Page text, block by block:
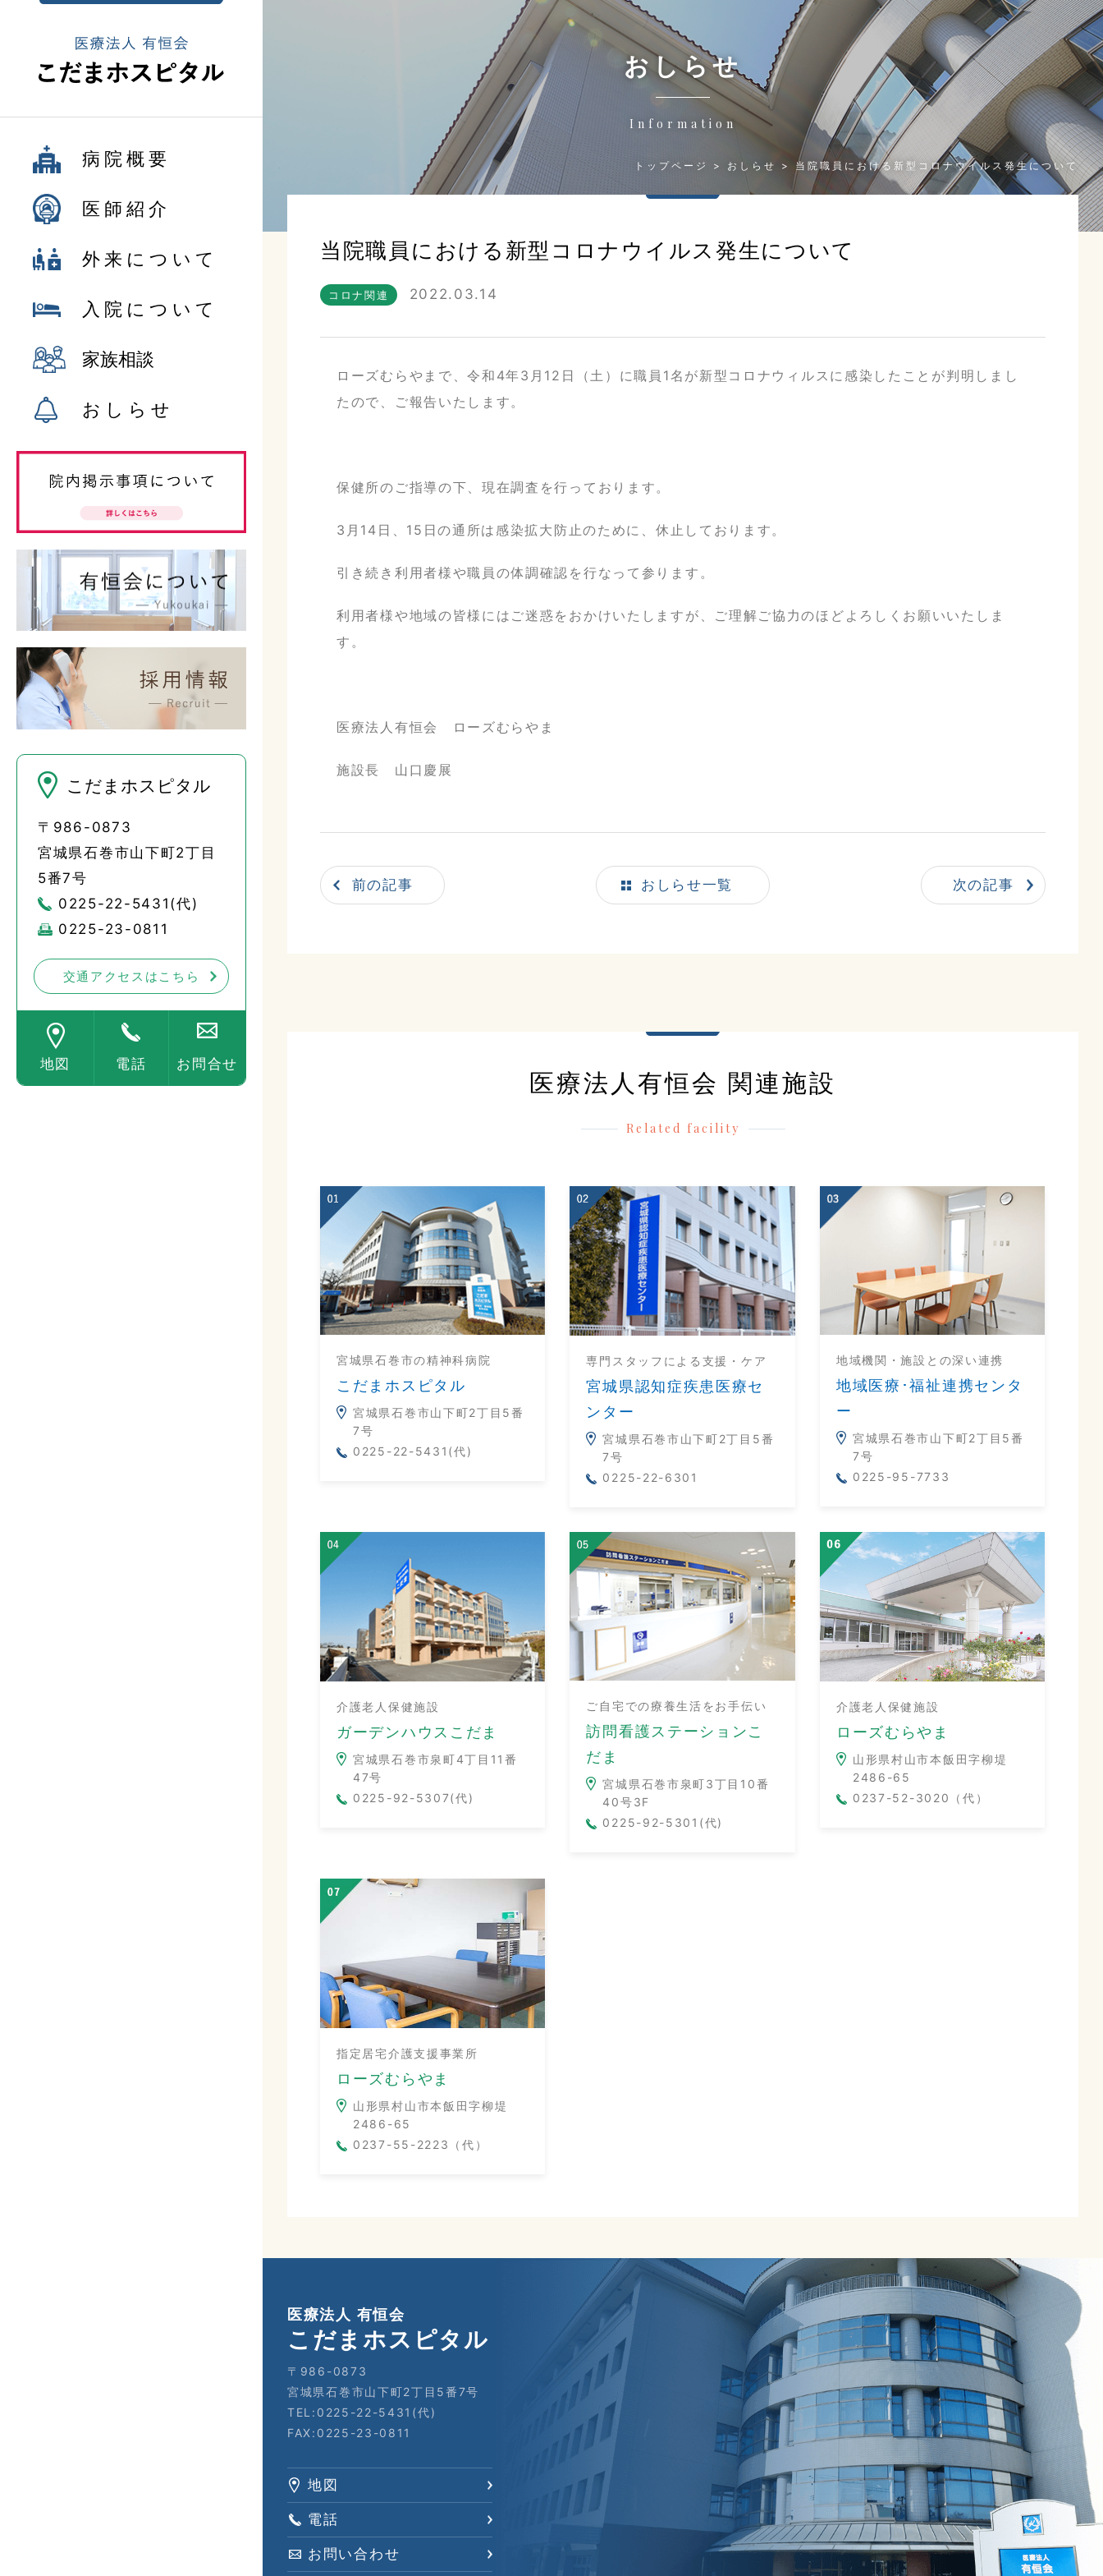
病院概要
医師紹介
外来について
入院について
家族相談
おしらせ
こだまホスピタル
〒986-0873
宮城県石巻市山下町2丁目
5番7号
0225-22-5431(代)
0225-23-0811
交通アクセスはこちら
地図 電話 お問合せ
おしらせ
Information
トップページ おしらせ 当院職員における新型コロナウイルス発生について
当院職員における新型コロナウイルス発生について
コロナ関連 2022.03.14
ローズむらやまで、令和4年3月12日（土）に職員1名が新型コロナウィルスに感染したことが判明しまし
たので、ご報告いたします。
保健所のご指導の下、現在調査を行っております。
3月14日、15日の通所は感染拡大防止のために、休止しております。
引き続き利用者様や職員の体調確認を行なって参ります。
利用者様や地域の皆様にはご迷惑をおかけいたしますが、ご理解ご協力のほどよろしくお願いいたしま
す。
医療法人有恒会 ローズむらやま
施設長 山口慶展
前の記事 おしらせ一覧 次の記事
医療法人有恒会 関連施設
Related facility
宮城県石巻市の精神科病院
こだまホスピタル
宮城県石巻市山下町2丁目5番
7号
0225-22-5431(代)
専門スタッフによる支援・ケア
宮城県認知症疾患医療セ
ンター
宮城県石巻市山下町2丁目5番
7号
0225-22-6301
地域機関・施設との深い連携
地域医療･福祉連携センタ
ー
宮城県石巻市山下町2丁目5番
7号
0225-95-7733
介護老人保健施設
ガーデンハウスこだま
宮城県石巻市泉町4丁目11番
47号
0225-92-5307(代)
ご自宅での療養生活をお手伝い
訪問看護ステーションこ
だま
宮城県石巻市泉町3丁目10番
40号3F
0225-92-5301(代)
介護老人保健施設
ローズむらやま
山形県村山市本飯田字柳堤
2486-65
0237-52-3020（代）
指定居宅介護支援事業所
ローズむらやま
山形県村山市本飯田字柳堤
2486-65
0237-55-2223（代）
医療法人 有恒会
こだまホスピタル
〒986-0873
宮城県石巻市山下町2丁目5番7号
TEL:0225-22-5431(代)
FAX:0225-23-0811
地図
電話
お問い合わせ